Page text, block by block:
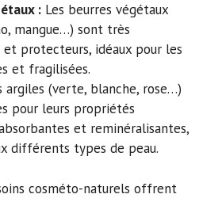
: Les beurres végétaux
mangue…) sont très
et protecteurs, idéaux pour les
et fragilisées.
argiles (verte, blanche, rose…)
pour leurs propriétés
et reminéralisantes,
différents types de peau.
cosméto-naturels offrent